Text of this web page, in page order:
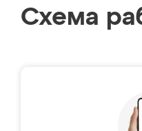
Схема